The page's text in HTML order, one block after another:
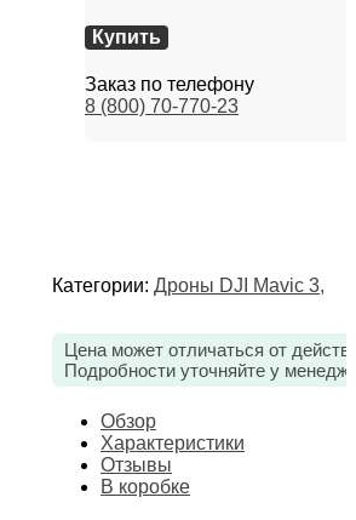
Купить
Заказ по телефону
8 (800) 70-770-23
Категории: Дроны DJI Mavic 3,
Цена может отличаться от
Подробности уточняйте у
Обзор
Характеристики
Отзывы
В коробке